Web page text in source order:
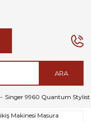
ARA
Singer 9960 Quantum Stylist